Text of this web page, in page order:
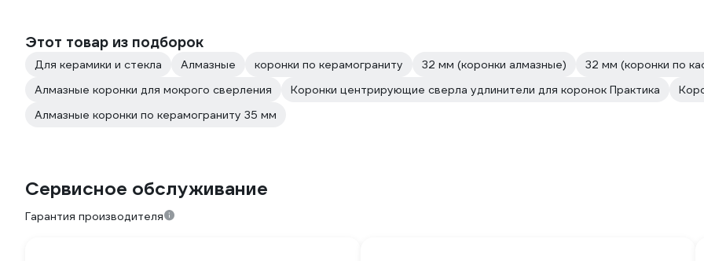
Этот товар из подборок
Для керамики и стекла Алмазные коронки по керамограниту 32 мм (коронки алмазные)
32 мм (коронки по
Алмазные коронки для мокрого сверления
Коронки центрирующие сверла удлинители для коронок Практика
Алмазные коронки по керамограниту 35 мм
Сервисное обслуживание
Гарантия производителя